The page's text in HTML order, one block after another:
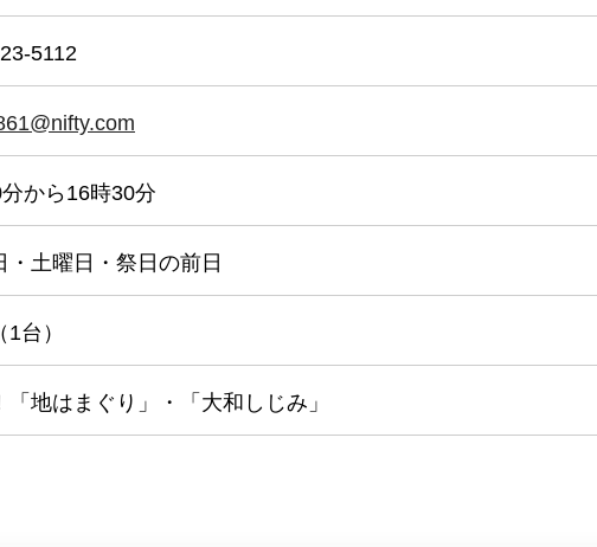
5112
から16時30分
・土曜日・祭日の前日
台）
「地はまぐり」・「大和しじみ」